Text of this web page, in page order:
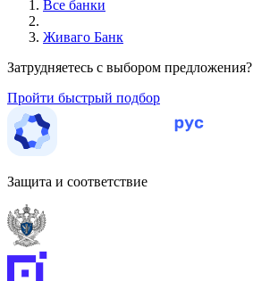
Все банки
Живаго Банк
Затрудняетесь с выбором предложения?
Пройти быстрый подбор
Защита и соответствие